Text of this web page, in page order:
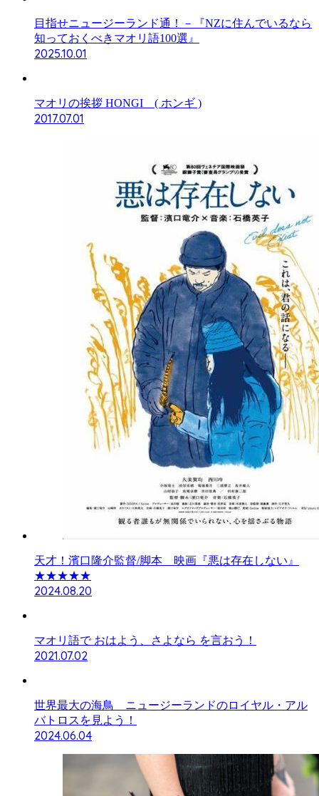
目指せニュージーランド通！－『NZに住んでいるなら
知っておくべきマオリ語100選』
2025.10.01
マオリの挨拶 HONGI ( ホンギ )
2017.07.01
天才！濱口隆介監督/脚本 映画『悪は存在しない』
★★★★★
2024.08.20
マオリ語で おはよう、さよなら を言おう！
2021.07.02
世界最大の海鳥 ニュージーランドのロイヤル・アル
バトロスを見よう！
2024.06.04